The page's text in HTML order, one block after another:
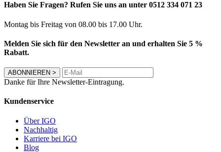
Haben Sie Fragen? Rufen Sie uns an unter 0512 334 071 23
Montag bis Freitag von 08.00 bis 17.00 Uhr.
Melden Sie sich für den Newsletter an und erhalten Sie 5 %
Rabatt.
ABONNIEREN >
Danke für Ihre Newsletter-Eintragung.
Kundenservice
Über IGO
Nachhaltig
Karriere bei IGO
Blog